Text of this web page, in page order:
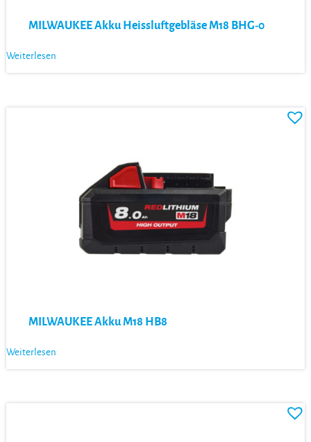
MILWAUKEE Akku Heissluftgebläse M18 BHG-0
Weiterlesen
MILWAUKEE Akku M18 HB8
Weiterlesen